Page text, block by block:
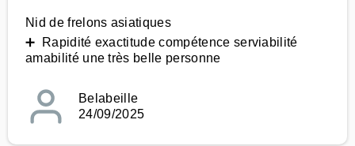
Nid de frelons asiatiques
➕ Rapidité exactitude compétence serviabilité
amabilité une très belle personne
Belabeille
24/09/2025